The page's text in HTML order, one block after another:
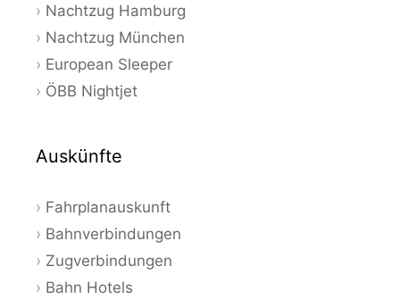
Nachtzug Hamburg
Nachtzug München
European Sleeper
ÖBB Nightjet
Auskünfte
Fahrplanauskunft
Bahnverbindungen
Zugverbindungen
Bahn Hotels